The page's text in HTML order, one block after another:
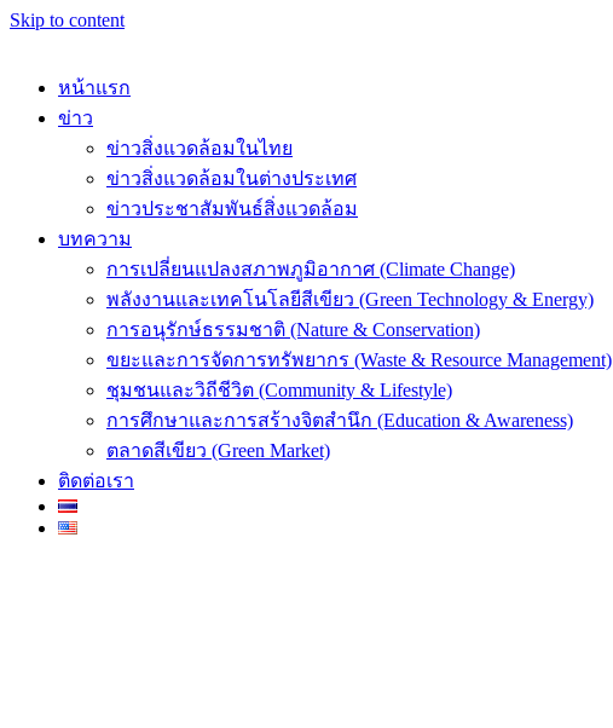
Skip to content
หน้าแรก
ข่าว
ข่าวสิ่งแวดล้อมในไทย
ข่าวสิ่งแวดล้อมในต่างประเทศ
ข่าวประชาสัมพันธ์สิ่งแวดล้อม
บทความ
การเปลี่ยนแปลงสภาพภูมิอากาศ (Climate Change)
พลังงานและเทคโนโลยีสีเขียว (Green Technology & Energy)
การอนุรักษ์ธรรมชาติ (Nature & Conservation)
ขยะและการจัดการทรัพยากร (Waste & Resource Management)
ชุมชนและวิถีชีวิต (Community & Lifestyle)
การศึกษาและการสร้างจิตสำนึก (Education & Awareness)
ตลาดสีเขียว (Green Market)
ติดต่อเรา